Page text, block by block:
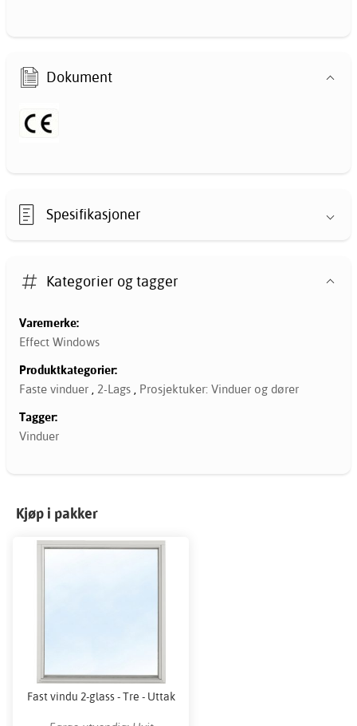
Dokument
Spesifikasjoner
Kategorier og tagger
Varemerke:
Effect Windows
Produktkategorier:
Faste vinduer , 2-Lags , Prosjektuker: Vinduer og dører
Tagger:
Vinduer
Kjøp i pakker
Fast vindu 2-glass - Tre - Uttak